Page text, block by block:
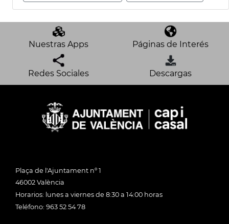
Nuestras Apps Páginas de Interés
Redes Sociales Descargas
Plaça de l'Ajuntament nº 1
46002 València
Horarios: lunes a viernes de 8:30 a 14:00 horas
Teléfono: 963 52 54 78